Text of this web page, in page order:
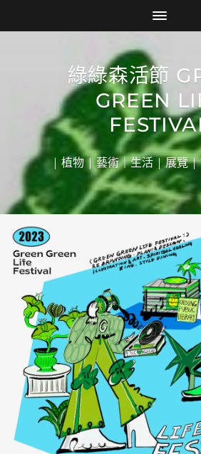
綠綠森活節
GREEN
| 植物 | 藝術｜生活 | 展覽 |